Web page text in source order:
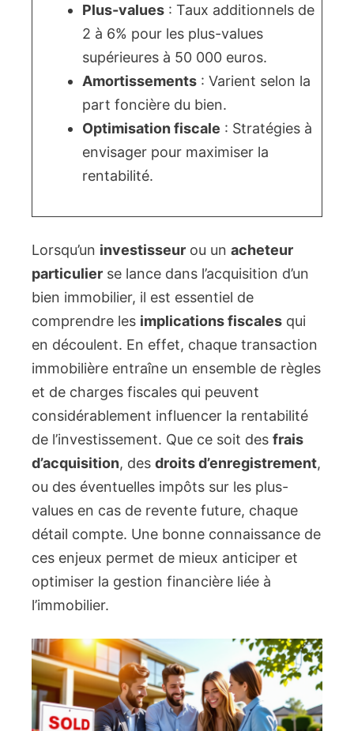
Plus-values : Taux additionnels de
2 à 6% pour les plus-values
supérieures à 50 000 euros.
Amortissements : Varient selon la
part foncière du bien.
Optimisation fiscale : Stratégies à
envisager pour maximiser la
rentabilité.
Lorsqu’un investisseur ou un acheteur
particulier se lance dans l’acquisition d’un
bien immobilier, il est essentiel de
comprendre les implications fiscales qui
en découlent. En effet, chaque transaction
immobilière entraîne un ensemble de règles
et de charges fiscales qui peuvent
considérablement influencer la rentabilité
de l’investissement. Que ce soit des frais
d’acquisition, des droits d’enregistrement,
ou des éventuelles impôts sur les plus-
values en cas de revente future, chaque
détail compte. Une bonne connaissance de
ces enjeux permet de mieux anticiper et
optimiser la gestion financière liée à
l’immobilier.